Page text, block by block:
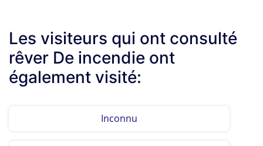
Les visiteurs qui ont consulté
rêver De incendie ont
également visité:
Inconnu